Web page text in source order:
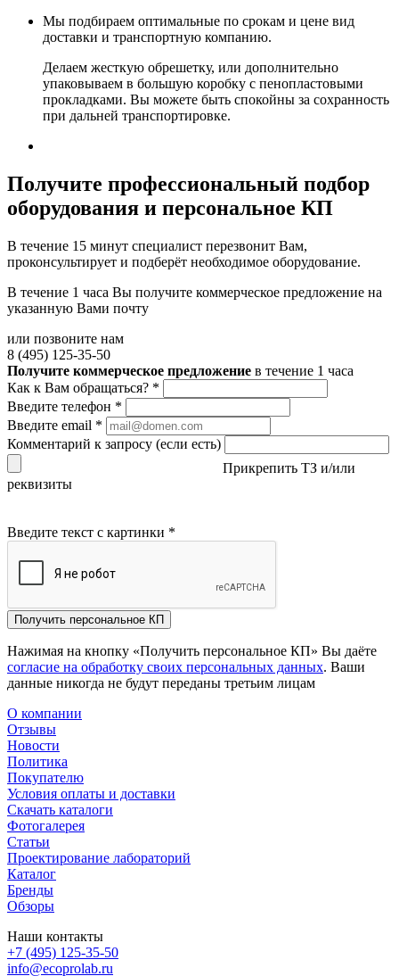
Мы подбираем оптимальные по срокам и цене вид
доставки и транспортную компанию.
Делаем жесткую обрешетку, или дополнительно
упаковываем в большую коробку с пенопластовыми
прокладками. Вы можете быть спокойны за сохранность
при дальней транспортировке.
Получите профессиональный подбор
оборудования и персональное КП
В течение 15 минут специалист перезвонит Вам,
проконсультирует и подберёт необходимое оборудование.
В течение 1 часа Вы получите коммерческое предложение на
указанную Вами почту
или позвоните нам
8 (495) 125-35-50
Получите коммерческое предложение в течение 1 часа
Как к Вам обращаться? *
Введите телефон *
Введите email *
Комментарий к запросу (если есть)
Прикрепить ТЗ и/или
реквизиты
Введите текст с картинки *
Получить персональное КП
Нажимая на кнопку «Получить персональное КП» Вы даёте
согласие на обработку своих персональных данных. Ваши
данные никогда не будут переданы третьим лицам
О компании
Отзывы
Новости
Политика
Покупателю
Условия оплаты и доставки
Скачать каталоги
Фотогалерея
Статьи
Проектирование лабораторий
Каталог
Бренды
Обзоры
Наши контакты
+7 (495) 125-35-50
info@ecoprolab.ru